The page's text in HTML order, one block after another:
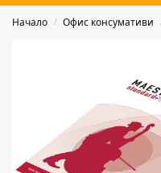
Начало / Офис консумативи